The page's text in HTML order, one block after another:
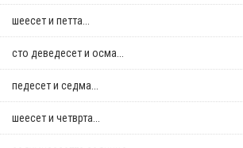
шеесет и петта...
сто деведесет и осма...
педесет и седма...
шеесет и четврта...